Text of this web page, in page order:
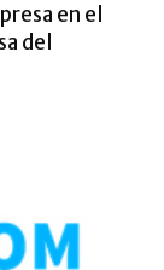
en el
del